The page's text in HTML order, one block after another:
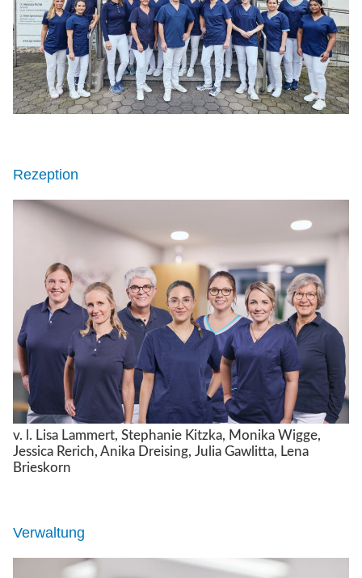
Rezeption
v. l. Lisa Lammert, Stephanie Kitzka, Monika Wigge,
Jessica Rerich, Anika Dreising, Julia Gawlitta, Lena
Brieskorn
Verwaltung